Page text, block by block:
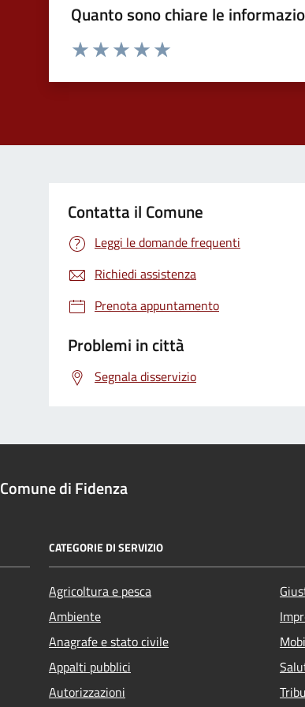
Quanto sono chiare le
Valuta da 1 a 5 stelle la pagina
Contatta il Comune
Leggi le domande frequenti
Richiedi assistenza
Prenota appuntamento
Problemi in città
Segnala disservizio
Comune di Fidenza
CATEGORIE DI SERVIZIO
Agricoltura e pesca
Ambiente
Anagrafe e stato civile
Appalti pubblici
Autorizzazioni